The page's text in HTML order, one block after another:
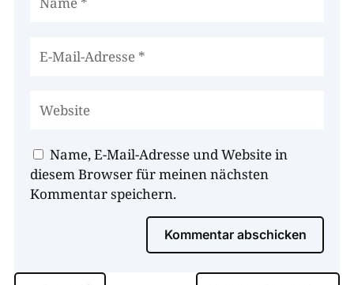
Name, E-Mail-Adresse und Website in
diesem Browser für meinen nächsten
Kommentar speichern.
Kommentar abschicken